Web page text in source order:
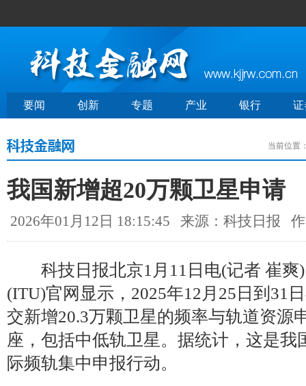
要闻 创新 专题 产业 银行 证
当前位置
我国新增超20万颗卫星申请
2026年01月12日 18:15:45 来源：科技日报
科技日报北京1月11日电(记者 崔爽
(ITU)官网显示，2025年12月25日到31
交新增20.3万颗卫星的频率与轨道资源
座，包括中低轨卫星。据统计，这是我
际频轨集中申报行动。